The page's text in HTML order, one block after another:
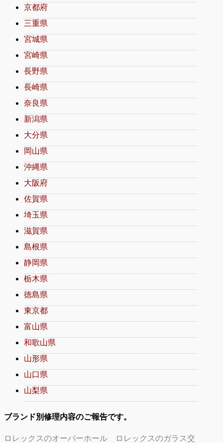
京都府
三重県
宮城県
宮崎県
長野県
長崎県
奈良県
新潟県
大分県
岡山県
沖縄県
大阪府
佐賀県
埼玉県
滋賀県
島根県
静岡県
栃木県
徳島県
東京都
富山県
和歌山県
山形県
山口県
山梨県
ブランド別修理内容のご報告です。
ロレックスのオーバーホール
ロレックスのガラス交